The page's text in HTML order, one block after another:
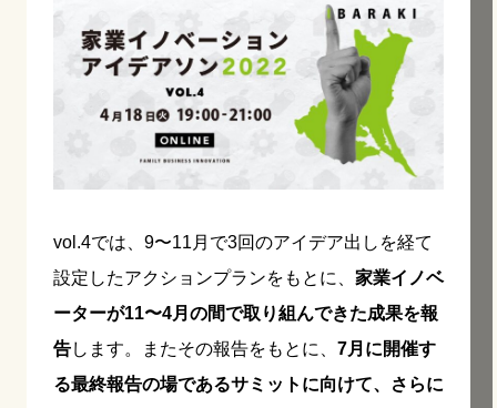
vol.4では、9〜11月で3回のアイデア出しを経て
設定したアクションプランをもとに、 家業イノベ
ーターが11〜4月の間で取り組んできた成果を報
告します。またその報告をもとに、 7月に開催す
る最終報告の場であるサミットに向けて、さらに